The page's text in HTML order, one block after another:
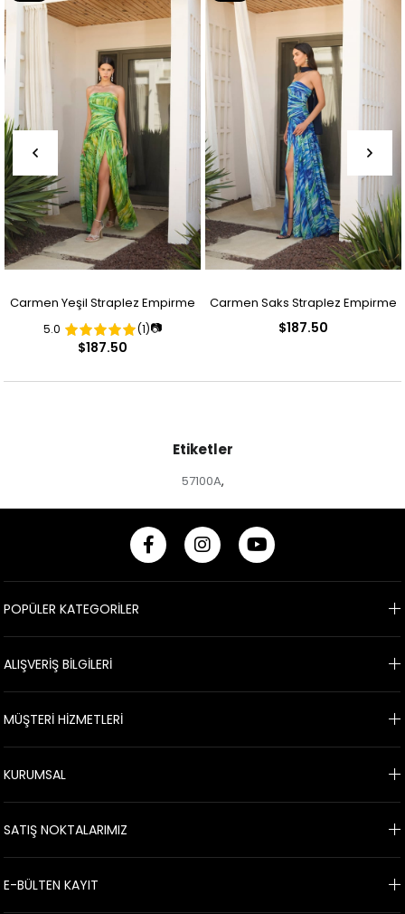
Carmen Yeşil Straplez Empirme
Desenli Abiye Elbise
5.0 (1)📷
$187.50
Ürün
Carmen Saks Straplez Empirme
$187.50
Ürün
Etiketler
57100A,
POPÜLER KATEGORİLER
ALIŞVERİŞ BİLGİLERİ
MÜŞTERİ HİZMETLERİ
KURUMSAL
SATIŞ NOKTALARIMIZ
E-BÜLTEN KAYIT